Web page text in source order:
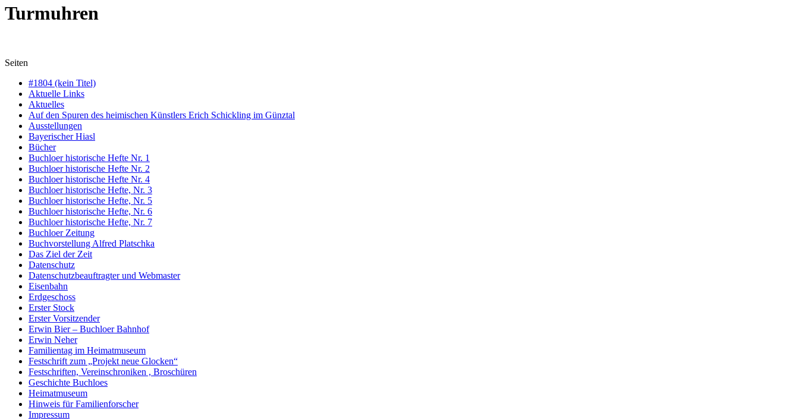
Turmuhren
Seiten
#1804 (kein Titel)
Aktuelle Links
Aktuelles
Auf den Spuren des heimischen Künstlers Erich Schickling im Günztal
Ausstellungen
Bayerischer Hiasl
Bücher
Buchloer historische Hefte Nr. 1
Buchloer historische Hefte Nr. 2
Buchloer historische Hefte Nr. 4
Buchloer historische Hefte, Nr. 3
Buchloer historische Hefte, Nr. 5
Buchloer historische Hefte, Nr. 6
Buchloer historische Hefte, Nr. 7
Buchloer Zeitung
Buchvorstellung Alfred Platschka
Das Ziel der Zeit
Datenschutz
Datenschutzbeauftragter und Webmaster
Eisenbahn
Erdgeschoss
Erster Stock
Erster Vorsitzender
Erwin Bier – Buchloer Bahnhof
Erwin Neher
Familientag im Heimatmuseum
Festschrift zum „Projekt neue Glocken“
Festschriften, Vereinschroniken , Broschüren
Geschichte Buchloes
Heimatmuseum
Hinweis für Familienforscher
Impressum